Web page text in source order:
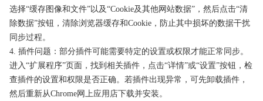
选择“缓存图像和文件”以及“Cookie及其他网站数据”，然后点击“清
除数据”按钮，清除浏览器缓存和Cookie，防止其中损坏的数据干扰
同步过程。
4. 插件问题：部分插件可能需要特定的设置或权限才能正常同步。
进入“扩展程序”页面，找到相关插件，点击“详情”或“设置”按钮，检
查插件的设置和权限是否正确。若插件出现异常，可先卸载插件，
然后重新从Chrome网上应用店下载并安装。